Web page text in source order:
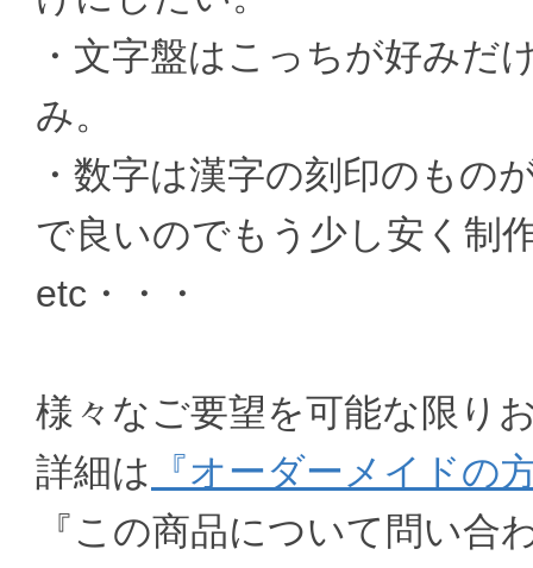
・文字盤はこっちが好みだ
み。
・数字は漢字の刻印のもの
で良いのでもう少し安く制
etc・・・
様々なご要望を可能な限り
詳細は 『オーダーメイドの
『この商品について問い合